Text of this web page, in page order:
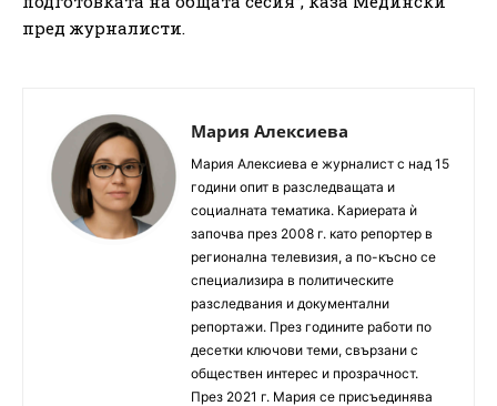
пред журналисти.
Мария Алексиева
Мария Алексиева е журналист с над 15
години опит в разследващата и
социалната тематика. Кариерата ѝ
започва през 2008 г. като репортер в
регионална телевизия, а по-късно се
специализира в политическите
разследвания и документални
репортажи. През годините работи по
десетки ключови теми, свързани с
обществен интерес и прозрачност.
През 2021 г. Мария се присъединява